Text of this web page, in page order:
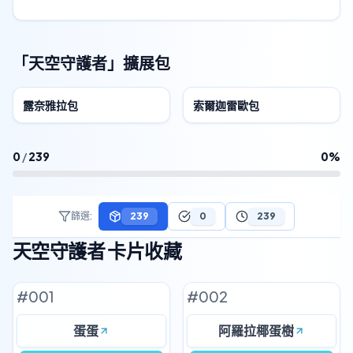
「天空守護者」擴展包
露奈雅拉包 索爾迦雷歐包
0/239 0%
篩選: 239 0 239
天空守護者 卡片收藏
#001
蛋蛋
#002
阿羅拉椰蛋樹